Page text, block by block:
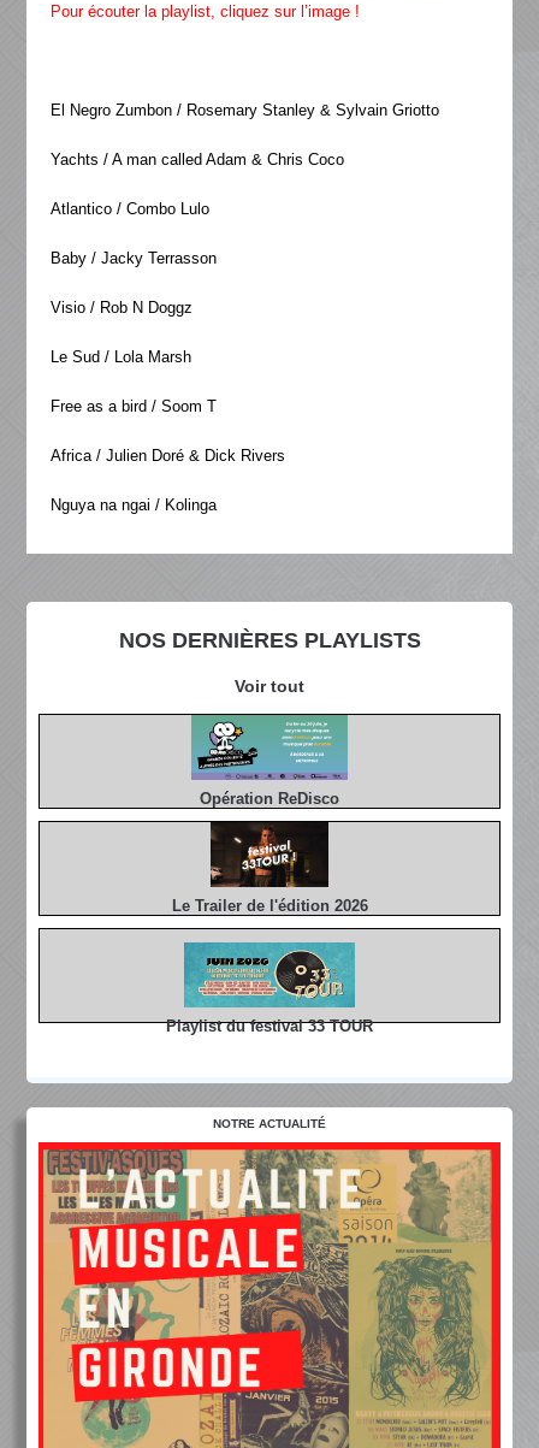
NOS DERNIÈRES PLAYLISTS
Voir tout
Opération ReDisco
Le Trailer de l'édition 2026
Playlist du festival 33 TOUR
Pour écouter la playlist, cliquez sur l’image !
El Negro Zumbon / Rosemary Stanley & Sylvain Griotto
Yachts / A man called Adam & Chris Coco
Atlantico / Combo Lulo
Baby / Jacky Terrasson
Visio / Rob N Doggz
Le Sud / Lola Marsh
Free as a bird / Soom T
Africa / Julien Doré & Dick Rivers
Nguya na ngai / Kolinga
NOTRE ACTUALITÉ